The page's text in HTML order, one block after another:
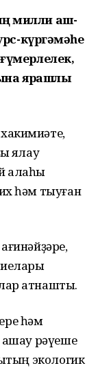
милли аш-
күргәҙмәһе
ярашлы
яҡлау
ҡалаһы
һәм тыуған
ҡатнашты.
һәм
ашау рәүеше
экологик